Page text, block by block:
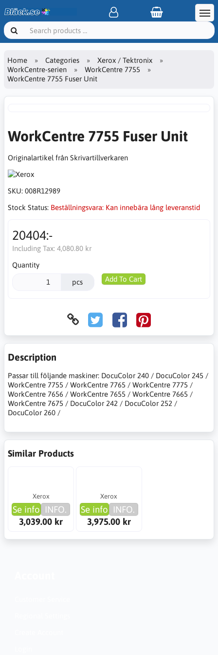
Home Categories
Xerox / Tektronix
WorkCentre-serien
WorkCentre 7755
WorkCentre 7755 Fuser Unit
WorkCentre 7755 Fuser Unit
Originalartikel från Skrivartillverkaren
SKU: 008R12989
Stock Status: Beställningsvara: Kan innebära lång leveranstid
20404:-
Including Tax: 4,080.80 kr
Quantity
pcs Add To Cart
Description
Passar till följande maskiner: DocuColor 240 / DocuColor 245 /
WorkCentre 7755 / WorkCentre 7765 / WorkCentre 7775 /
WorkCentre 7656 / WorkCentre 7655 / WorkCentre 7665 /
WorkCentre 7675 / DocuColor 242 / DocuColor 252 /
DocuColor 260 /
Similar Products
Xerox
Se info INFO.
3,039.00 kr
Xerox
Se info INFO.
3,975.00 kr